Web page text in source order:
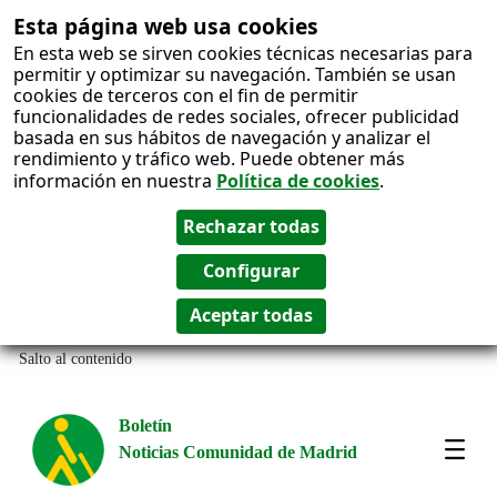
Esta página web usa cookies
En esta web se sirven cookies técnicas necesarias para
permitir y optimizar su navegación. También se usan
cookies de terceros con el fin de permitir
funcionalidades de redes sociales, ofrecer publicidad
basada en sus hábitos de navegación y analizar el
rendimiento y tráfico web. Puede obtener más
información en nuestra Política de cookies.
Salto al contenido
Boletín
Noticias Comunidad de Madrid